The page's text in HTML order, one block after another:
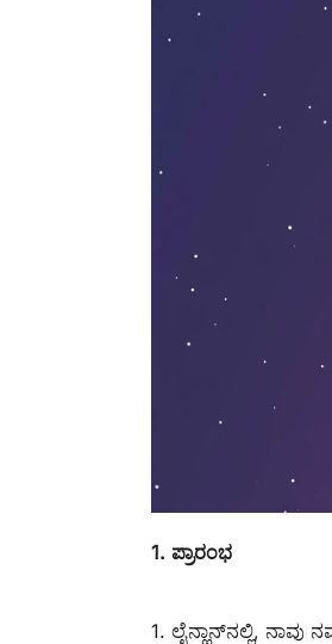
1. ಪ್ರಾರಂಭ
1. ಲೈನ್ಹಾನ್‌ನಲ್ಲಿ,